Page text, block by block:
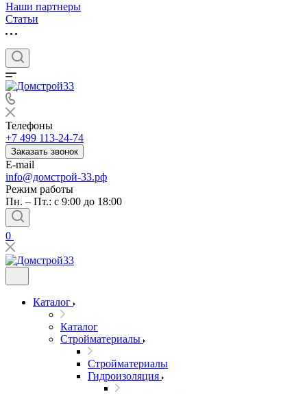
Наши партнеры
Статьи
Телефоны
+7 499 113-24-74
Заказать звонок
E-mail
info@домстрой-33.рф
Режим работы
Пн. – Пт.: с 9:00 до 18:00
0
Каталог
Каталог
Стройматериалы
Стройматериалы
Гидроизоляция